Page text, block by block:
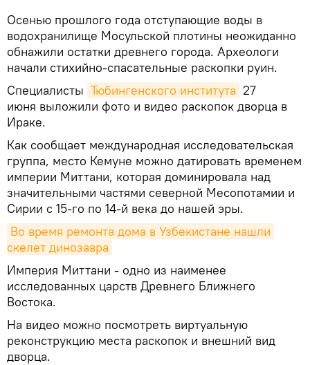
Осенью прошлого года отступающие воды в
водохранилище Мосульской плотины неожиданно
обнажили остатки древнего города. Археологи
начали стихийно-спасательные раскопки руин.
Специалисты Тюбингенского института 27
июня выложили фото и видео раскопок дворца в
Ираке.
Как сообщает международная исследовательская
группа, место Кемуне можно датировать временем
империи Миттани, которая доминировала над
значительными частями северной Месопотамии и
Сирии с 15-го по 14-й века до нашей эры.
Во время ремонта дома в Узбекистане нашли
скелет динозавра
Империя Миттани - одно из наименее
исследованных царств Древнего Ближнего
Востока.
На видео можно посмотреть виртуальную
реконструкцию места раскопок и внешний вид
дворца.